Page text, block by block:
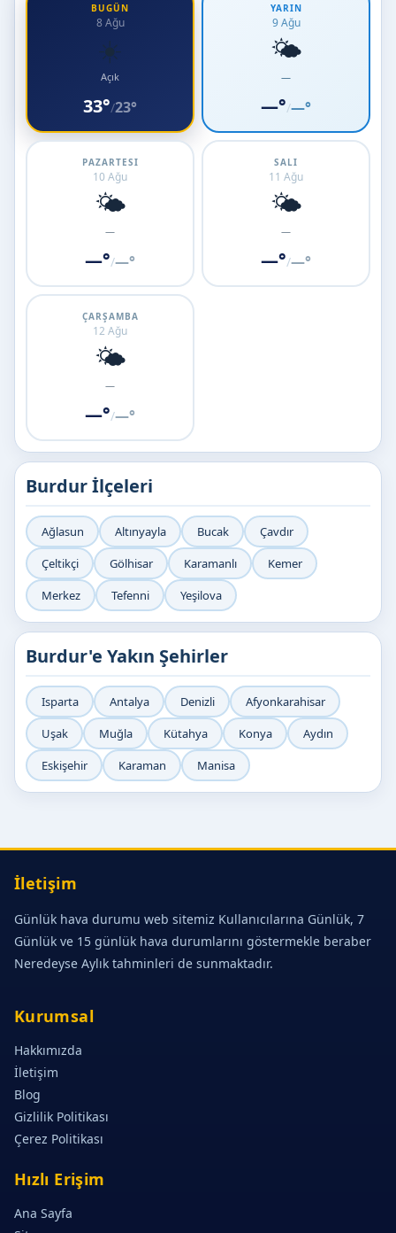
BUGÜN
8 Ağu
☀️
Açık
33°/23°
YARIN
9 Ağu
🌤️
—
—°/—°
PAZARTESI
10 Ağu
🌤️
—
—°/—°
SALI
11 Ağu
🌤️
—
—°/—°
ÇARŞAMBA
12 Ağu
🌤️
—
—°/—°
Burdur İlçeleri
Ağlasun Altınyayla Bucak
Çavdır
Çeltikçi
Gölhisar Karamanlı
Kemer
Merkez
Tefenni Yeşilova
Burdur'e Yakın Şehirler
Isparta Antalya Denizli
Afyonkarahisar
Uşak
Muğla Kütahya Konya
Aydın
Eskişehir
Karaman Manisa
İletişim
Günlük hava durumu web sitemiz Kullanıcılarına Günlük, 7
Günlük ve 15 günlük hava durumlarını göstermekle beraber
Neredeyse Aylık tahminleri de sunmaktadır.
Kurumsal
Hakkımızda
İletişim
Blog
Gizlilik Politikası
Çerez Politikası
Hızlı Erişim
Ana Sayfa